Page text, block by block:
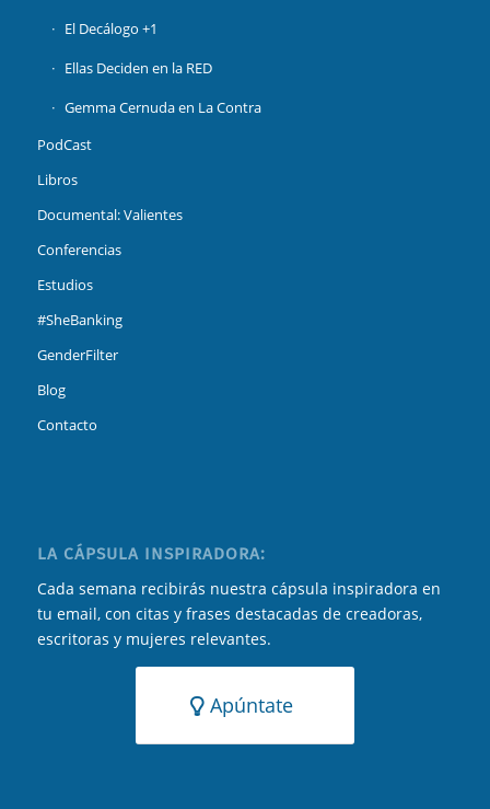
El Decálogo +1
Ellas Deciden en la RED
Gemma Cernuda en La Contra
PodCast
Libros
Documental: Valientes
Conferencias
Estudios
#SheBanking
GenderFilter
Blog
Contacto
LA CÁPSULA INSPIRADORA:
Cada semana recibirás nuestra cápsula inspiradora en
tu email, con citas y frases destacadas de creadoras,
escritoras y mujeres relevantes.
Apúntate